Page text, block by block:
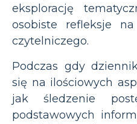
eksplorację
osobiste refleksje
czytelniczego.
Podczas gdy
się na ilościowych
jak śledzenie
podstawowych